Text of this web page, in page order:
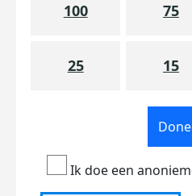
100 75
25 15
Ik doe een